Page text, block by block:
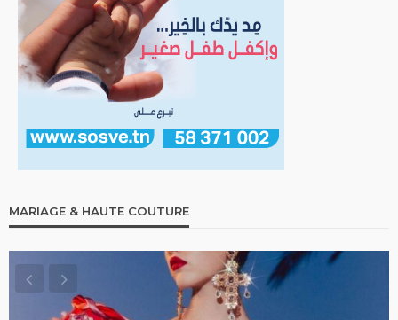
MARIAGE & HAUTE COUTURE